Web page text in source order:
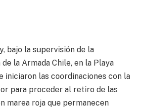
bajo la supervisión de la
la Armada Chile, en la Playa
iniciaron las coordinaciones con la
para proceder al retiro de las
marea roja que permanecen